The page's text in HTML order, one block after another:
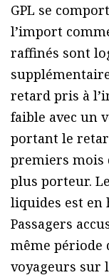
GPL se
l’import
raffinés sont
retard pris à
faible avec un
portant le
premiers mois
plus porteur.
liquides est en
Passagers
même période
voyageurs sur